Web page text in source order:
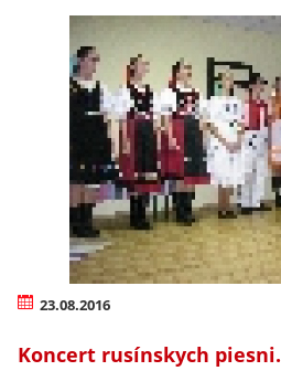
23.08.2016
Koncert rusínskych piesni.